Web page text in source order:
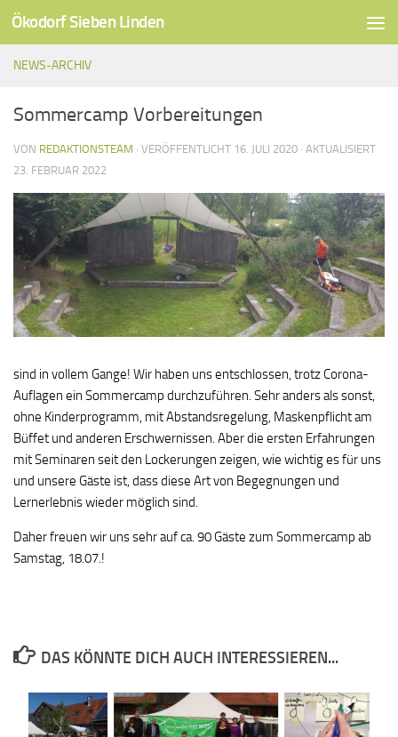
Unter dem Inhalt
Ökodorf Sieben Linden
NEWS-ARCHIV
Sommercamp Vorbereitungen
VON REDAKTIONSTEAM · VERÖFFENTLICHT 16. JULI 2020 · AKTUALISIERT
23. FEBRUAR 2022
sind in vollem Gange! Wir haben uns entschlossen, trotz Corona-
Auflagen ein Sommercamp durchzuführen. Sehr anders als sonst,
ohne Kinderprogramm, mit Abstandsregelung, Maskenpflicht am
Büffet und anderen Erschwernissen. Aber die ersten Erfahrungen
mit Seminaren seit den Lockerungen zeigen, wie wichtig es für uns
und unsere Gäste ist, dass diese Art von Begegnungen und
Lernerlebnis wieder möglich sind.
Daher freuen wir uns sehr auf ca. 90 Gäste zum Sommercamp ab
Samstag, 18.07.!
DAS KÖNNTE DICH AUCH INTERESSIEREN...